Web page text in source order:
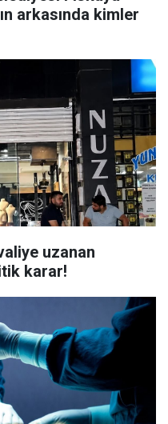
arkasında kimler
uzanan
karar!